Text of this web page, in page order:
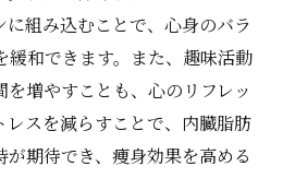
組み込むことで、心身のバラ
緩和できます。また、趣味活動
増やすことも、心のリフレッ
レスを減らすことで、内臓脂肪
期待でき、痩身効果を高める